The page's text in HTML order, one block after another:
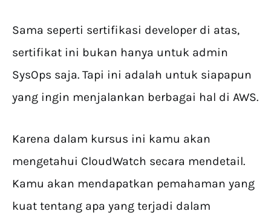
Sama seperti sertifikasi developer di atas,
sertifikat ini bukan hanya untuk admin
SysOps saja. Tapi ini adalah untuk siapapun
yang ingin menjalankan berbagai hal di AWS.
Karena dalam kursus ini kamu akan
mengetahui CloudWatch secara mendetail.
Kamu akan mendapatkan pemahaman yang
kuat tentang apa yang terjadi dalam